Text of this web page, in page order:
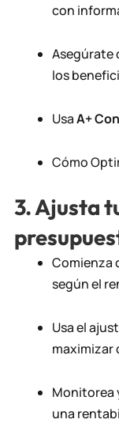
con
Asegúrate
los
UsaA+
Cómo
3. Ajusta
Comienza
según el
Usa el
maximizar
Monitorea
una